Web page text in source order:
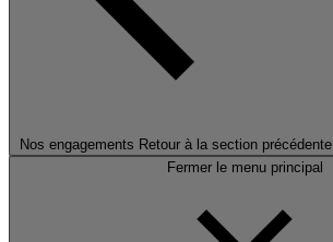
Nos engagements Retour à la section précédente
Fermer le menu principal